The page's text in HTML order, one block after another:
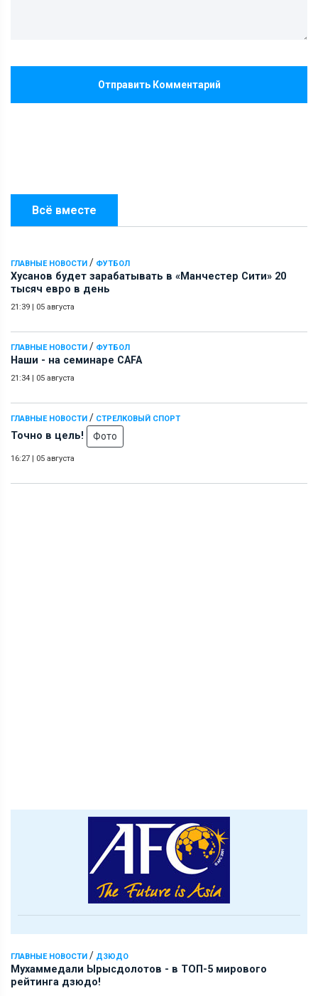
Всё вместе
ГЛАВНЫЕ НОВОСТИ / ФУТБОЛ
Хусанов будет зарабатывать в «Манчестер Сити» 20
тысяч евро в день
21:39 | 05 августа
ГЛАВНЫЕ НОВОСТИ / ФУТБОЛ
Наши - на семинаре СAFA
21:34 | 05 августа
ГЛАВНЫЕ НОВОСТИ / СТРЕЛКОВЫЙ СПОРТ
Точно в цель! Фото
16:27 | 05 августа
ГЛАВНЫЕ НОВОСТИ / ДЗЮДО
Мухаммедали Ырысдолотов - в ТОП-5 мирового
рейтинга дзюдо!
Отправить Комментарий